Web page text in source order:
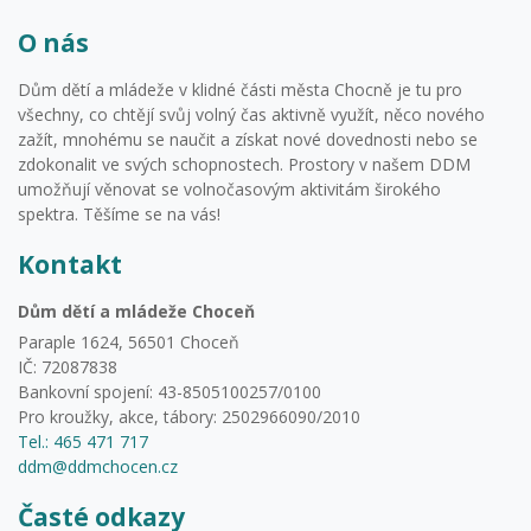
O nás
Dům dětí a mládeže v klidné části města Chocně je tu pro
všechny, co chtějí svůj volný čas aktivně využít, něco nového
zažít, mnohému se naučit a získat nové dovednosti nebo se
zdokonalit ve svých schopnostech. Prostory v našem DDM
umožňují věnovat se volnočasovým aktivitám širokého
spektra. Těšíme se na vás!
Kontakt
Dům dětí a mládeže Choceň
Paraple 1624, 56501 Choceň
IČ: 72087838
Bankovní spojení: 43-8505100257/0100
Pro kroužky, akce, tábory: 2502966090/2010
Tel.: 465 471 717
ddm@ddmchocen.cz
Časté odkazy